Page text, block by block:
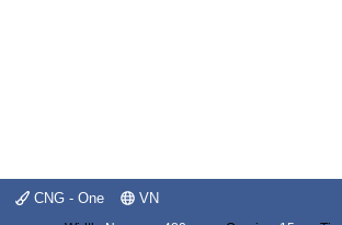
CNG - One VN